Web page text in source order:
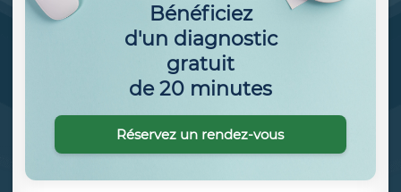
Bénéficiez
d'un diagnostic
gratuit
de 20 minutes
Réservez un rendez-vous